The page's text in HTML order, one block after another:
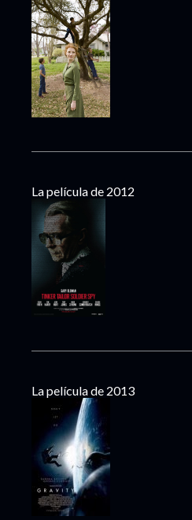
La película de 2012
La película de 2013